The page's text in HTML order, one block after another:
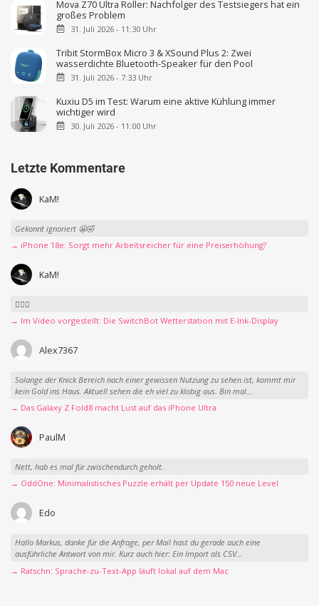
Mova Z70 Ultra Roller: Nachfolger des Testsiegers hat ein
großes Problem
31. Juli 2026 - 11:30 Uhr
Tribit StormBox Micro 3 & XSound Plus 2: Zwei
wasserdichte Bluetooth-Speaker für den Pool
31. Juli 2026 - 7:33 Uhr
Kuxiu D5 im Test: Warum eine aktive Kühlung immer
wichtiger wird
30. Juli 2026 - 11:00 Uhr
Letzte Kommentare
KaM!
Gekonnt ignoriert 😬🤣
→ iPhone 18e: Sorgt mehr Arbeitsreicher für eine Preiserhöhung?
KaM!
👍🏻🤣
→ Im Video vorgestellt: Die SwitchBot Wetterstation mit E-Ink-Display
Alex7367
Solange der Knick Bereich nach einer gewissen Nutzung zu sehen ist, kommt mir
kein Gold ins Haus. Aktuell sehen die eh viel zu klobig aus. Bin mal...
→ Das Galaxy Z Fold8 macht Lust auf das iPhone Ultra
PaulM
Nett, hab es mal für zwischendurch geholt.
→ OddOne: Minimalistisches Puzzle erhält per Update 150 neue Level
Edo
Hallo Markus, danke für die Anfrage, per Mail hast du gerade auch eine
ausführliche Antwort von mir. Kurz auch hier: Ein Import als CSV...
→ Ratschn: Sprache-zu-Text-App läuft lokal auf dem Mac